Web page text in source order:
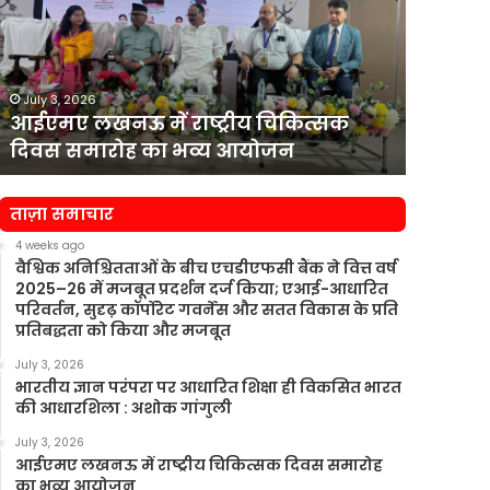
राष्ट्रीय
चिकित्सक
दिवस
समारोह
का
भव्य
आयोजन
July 3, 2026
आईएमए लखनऊ में राष्ट्रीय चिकित्सक
दिवस समारोह का भव्य आयोजन
को
पार्ट-
चेयरमैन
नियुक्त
किया
ताज़ा समाचार
4 weeks ago
वैश्विक अनिश्चितताओं के बीच एचडीएफसी बैंक ने वित्त वर्ष
2025–26 में मजबूत प्रदर्शन दर्ज किया; एआई-आधारित
परिवर्तन, सुदृढ़ कॉर्पोरेट गवर्नेंस और सतत विकास के प्रति
प्रतिबद्धता को किया और मजबूत
July 3, 2026
भारतीय ज्ञान परंपरा पर आधारित शिक्षा ही विकसित भारत
की आधारशिला : अशोक गांगुली
July 3, 2026
आईएमए लखनऊ में राष्ट्रीय चिकित्सक दिवस समारोह
का भव्य आयोजन